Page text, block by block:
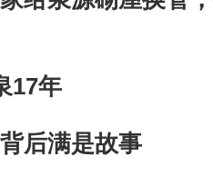
17年
后满是故事